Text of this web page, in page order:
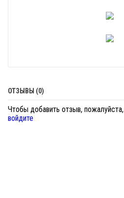
ОТЗЫВЫ (0)
Чтобы добавить отзыв, пожалуйста,
войдите